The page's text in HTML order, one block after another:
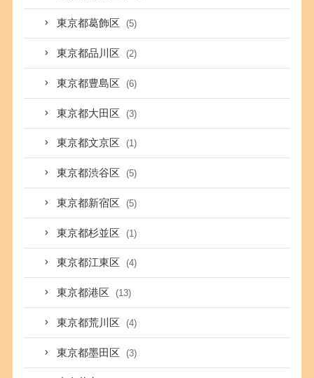
東京都葛飾区 (5)
東京都品川区 (2)
東京都豊島区 (6)
東京都大田区 (3)
東京都文京区 (1)
東京都渋谷区 (5)
東京都新宿区 (5)
東京都杉並区 (1)
東京都江東区 (4)
東京都港区 (13)
東京都荒川区 (4)
東京都墨田区 (3)